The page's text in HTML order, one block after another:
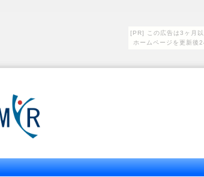
[PR] この広告は3ヶ月以
ホームページを更新後